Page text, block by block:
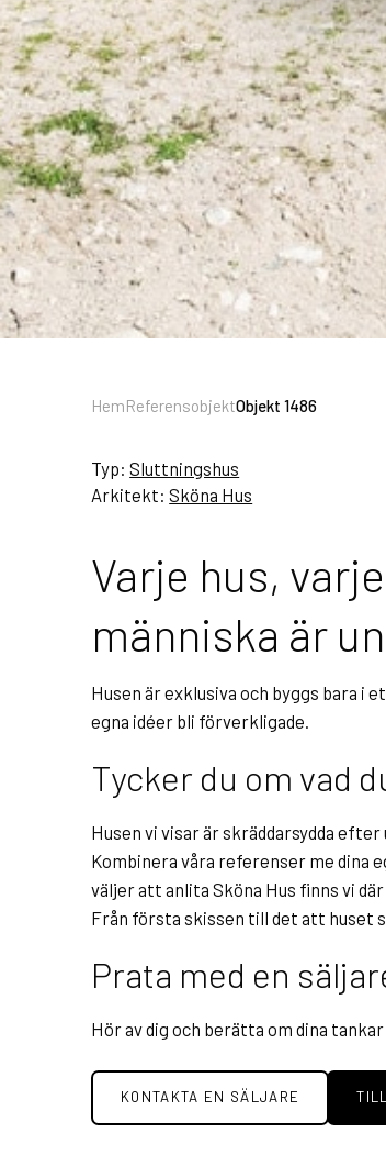
HemReferensobjektObjekt 1486
Typ:Sluttningshus
Arkitekt:Sköna Hus
Varje hus,
människa är
Husen är exklusiva och byggs bara i
egna idéer bli förverkligade.
Tycker du om vad
Husen vi visar är skräddarsydda
Kombinera våra referenser me dina
väljer att anlita Sköna Hus finns vi
Från första skissen till det att huset
Prata med en
Hör av dig och berätta om dina
KONTAKTA EN SÄLJARE